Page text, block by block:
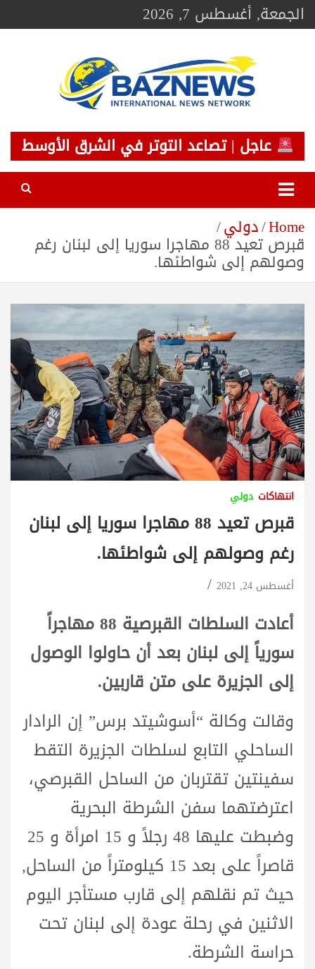
Skip
toالجمعة, أغسطس 7, 2026
BAZNEWS
شبكة باز الإخبارية
عاجل | تصاعد التوتر في الشرق الأوسط
Home دولي
قبرص تعيد 88 مهاجرا سوريا إلى لبنان رغم
وصولهم إلى شواطئها.
انتهاكات دولي
قبرص تعيد 88 مهاجرا سوريا إلى لبنان
رغم وصولهم إلى شواطئها.
أغسطس 24, 2021
أعادت السلطات القبرصية 88 مهاجراً
سورياً إلى لبنان بعد أن حاولوا الوصول
إلى الجزيرة ​​على متن قاربين.
وقالت وكالة “أسوشيتد برس” إن الرادار
الساحلي التابع لسلطات الجزيرة التقط
سفينتين تقتربان من الساحل القبرصي،
اعترضتهما سفن الشرطة البحرية
وضبطت عليها 48 رجلاً و 15 امرأة و 25
قاصراً على بعد 15 كيلومتراً من الساحل,
حيث تم نقلهم إلى قارب مستأجر اليوم
الاثنين في رحلة عودة إلى لبنان تحت
حراسة الشرطة.